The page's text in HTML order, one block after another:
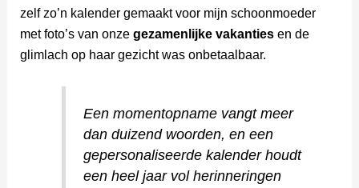
zelf zo’n kalender gemaakt voor mijn schoonmoeder
met foto’s van onze gezamenlijke vakantiesen de
glimlach op haar gezicht was onbetaalbaar.
Een momentopname vangt meer
dan duizend woorden, en een
gepersonaliseerde kalender houdt
een heel jaar vol herinneringen